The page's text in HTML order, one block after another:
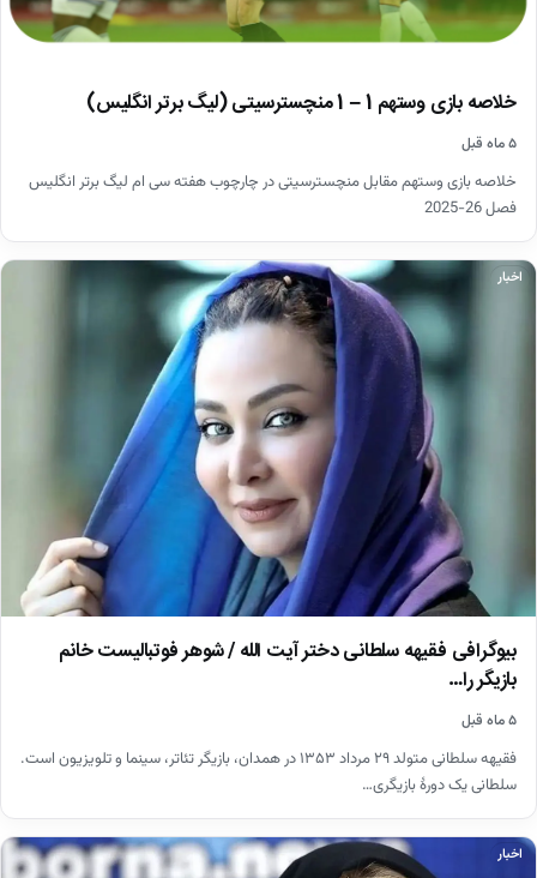
خلاصه بازی وستهم 1 – 1 منچسترسیتی (لیگ برتر انگلیس)
۵ ماه قبل
خلاصه بازی وستهم مقابل منچسترسیتی در چارچوب هفته سی ام لیگ برتر انگلیس
فصل 26-2025
اخبار
بیوگرافی فقیهه سلطانی دختر آیت الله / شوهر فوتبالیست خانم
بازیگر را…
۵ ماه قبل
فقیهه سلطانی متولد ۲۹ مرداد ۱۳۵۳ در همدان، بازیگر تئاتر، سینما و تلویزیون است.
سلطانی یک دورهٔ بازیگری…
اخبار